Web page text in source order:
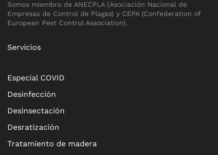
Somos miembro de ANECPLA (Asociación Nacional de
Empresas de Control de Plagas) y CEPA (Confederation of
European Pest Control Association).
Servicios
Especial COVID
Desinfección
Desinsectación
Desratización
Tratamiento de madera